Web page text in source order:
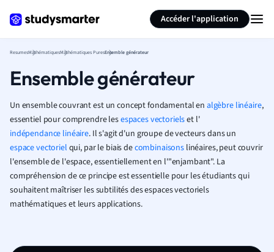
Accéder l'application
ResumesMathématiquesMathématiques PuresEnsemble générateur
Ensemble générateur
Un ensemble couvrant est un concept fondamental en algèbre linéaire,
essentiel pour comprendre lesespaces vectorielset l'
indépendance linéaire. Il s'agit d'un groupe de vecteurs dans un
espace vectoriel qui, par le biais decombinaisons linéaires, peut couvrir
l'ensemble de l'espace, essentiellement en l'"enjambant". La
compréhension de ce principe est essentielle pour les étudiants qui
souhaitent maîtriser les subtilités des espaces vectoriels
mathématiques et leurs applications.
Résumer la page